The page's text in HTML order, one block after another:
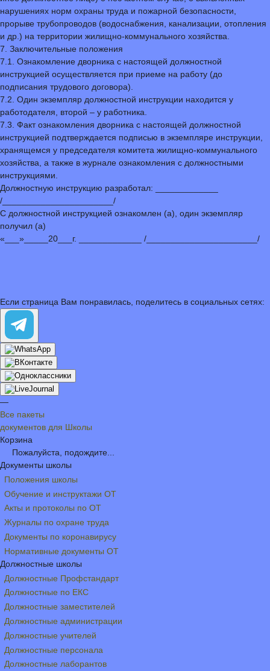
нарушениях норм охраны труда и пожарной безопасности,
прорыве трубопроводов (водоснабжения, канализации, отопления
и др.) на территории жилищно-коммунального хозяйства.
7. Заключительные положения
7.1. Ознакомление дворника с настоящей должностной
инструкцией осуществляется при приеме на работу (до
подписания трудового договора).
7.2. Один экземпляр должностной инструкции находится у
работодателя, второй – у работника.
7.3. Факт ознакомления дворника с настоящей должностной
инструкцией подтверждается подписью в экземпляре инструкции,
хранящемся у председателя комитета жилищно-коммунального
хозяйства, а также в журнале ознакомления с должностными
инструкциями.
Должностную инструкцию разработал: _____________
/_______________________/
С должностной инструкцией ознакомлен (а), один экземпляр
получил (а)
«___»_____20___г. _____________ /_______________________/
Если страница Вам понравилась, поделитесь в социальных сетях:
—
Все пакеты
документов для Школы
Корзина
Пожалуйста, подождите...
Документы школы
Положения школы
Обучение и инструктажи ОТ
Акты и протоколы по ОТ
Журналы по охране труда
Документы по коронавирусу
Нормативные документы ОТ
Должностные школы
Должностные Профстандарт
Должностные по ЕКС
Должностные заместителей
Должностные администрации
Должностные учителей
Должностные персонала
Должностные лаборантов